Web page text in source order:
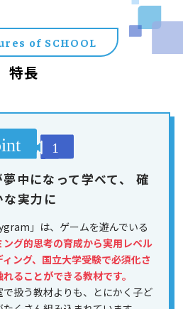
of SCHOOL
特長
中になって学べて、
確
な実力に
」は、ゲームを遊んでいる
ング的思考の育成から実用レベル
ング、国立大学受験で必須化さ
ることができる教材です。
扱う教材よりも、とにかく子ど